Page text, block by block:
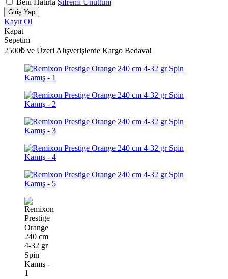
Beni Hatırla Şifremi Unuttum
Giriş Yap
Kayıt Ol
Kapat
Sepetim
2500₺ ve Üzeri Alışverişlerde Kargo Bedava!